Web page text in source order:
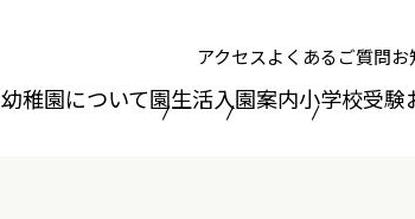
アクセスよくあるご質問
幼稚園について園生活入園案内小学校受験